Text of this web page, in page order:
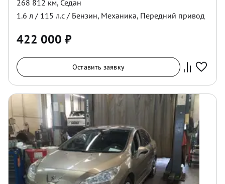
268 812 км, Седан
1.6 л / 115 л.с / Бензин, Механика, Передний привод
422 000 ₽
Оставить заявку